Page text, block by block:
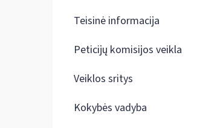
Teisinė informacija
Peticijų komisijos veikla
Veiklos sritys
Kokybės vadyba